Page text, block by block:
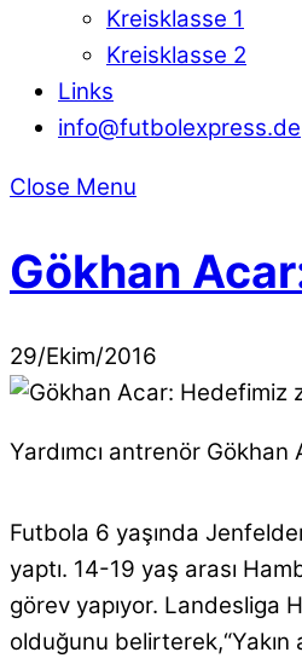
Kreisklasse 1
Kreisklasse 2
Links
info@futbolexpress.de
Close Menu
Gökhan
29/Ekim/2016
Yardımcı antrenör Gökhan
Futbola 6 yaşında
yaptı. 14-19 yaş arası
görev yapıyor. Landesliga
olduğunu belirterek,“Yakın